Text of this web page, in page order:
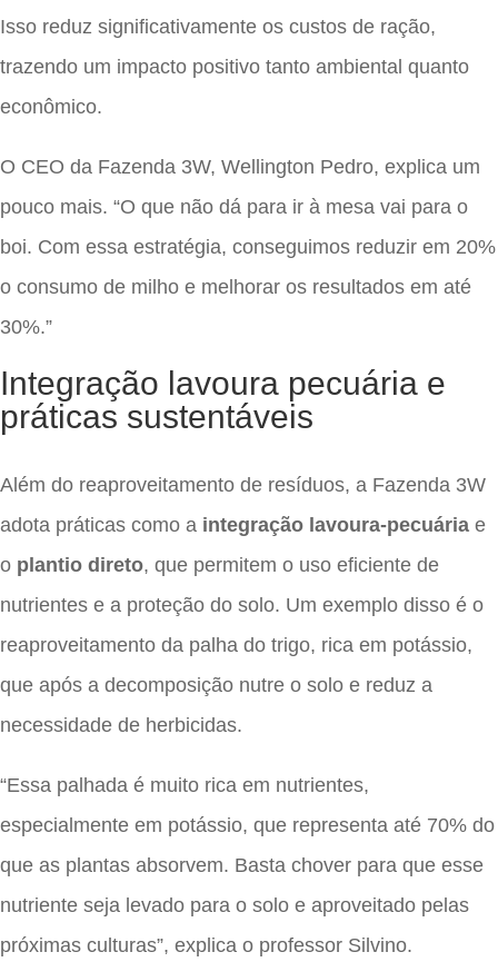
Isso reduz significativamente os custos de ração,
trazendo um impacto positivo tanto ambiental quanto
econômico.
O CEO da Fazenda 3W, Wellington Pedro, explica um
pouco mais. “O que não dá para ir à mesa vai para o
boi. Com essa estratégia, conseguimos reduzir em 20%
o consumo de milho e melhorar os resultados em até
30%.”
Integração lavoura pecuária e
práticas sustentáveis
Além do reaproveitamento de resíduos, a Fazenda 3W
adota práticas como a integração lavoura-pecuária e
o plantio direto, que permitem o uso eficiente de
nutrientes e a proteção do solo. Um exemplo disso é o
reaproveitamento da palha do trigo, rica em potássio,
que após a decomposição nutre o solo e reduz a
necessidade de herbicidas.
“Essa palhada é muito rica em nutrientes,
especialmente em potássio, que representa até 70% do
que as plantas absorvem. Basta chover para que esse
nutriente seja levado para o solo e aproveitado pelas
próximas culturas”, explica o professor Silvino.